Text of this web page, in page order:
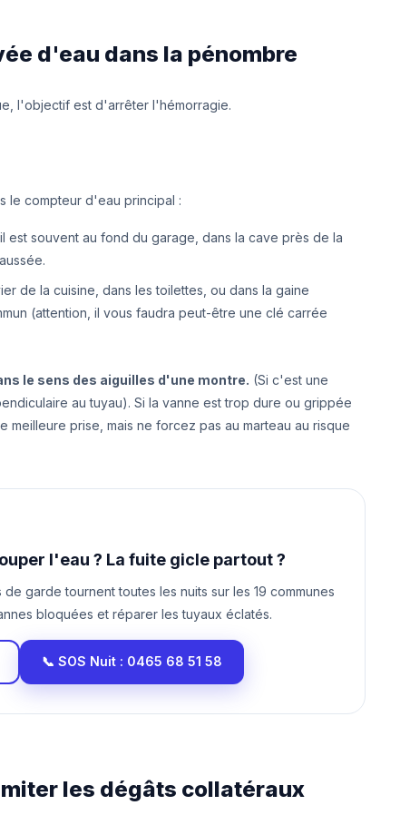
d'eau dans la pénombre
l'objectif est d'arrêter l'hémorragie.
le compteur d'eau principal :
, il est souvent au fond du garage, dans la cave près de la
de la cuisine, dans les toilettes, ou dans la gaine
(attention, il vous faudra peut-être une clé carrée
le sens des aiguilles d'une montre. (Si c'est une
au tuyau). Si la vanne est trop dure ou grippée
prise, mais ne forcez pas au marteau au risque
l'eau ? La fuite gicle partout ?
garde tournent toutes les nuits sur les 19 communes
bloquées et réparer les tuyaux éclatés.
📞 SOS Nuit : 0465 68 51 58
les dégâts collatéraux